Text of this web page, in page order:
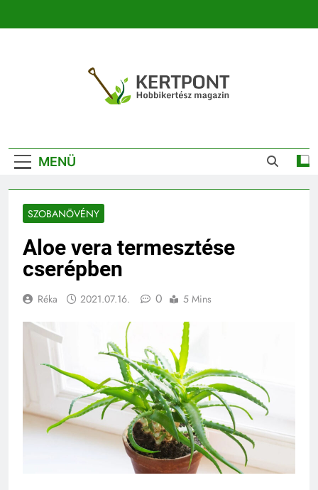
Kertészeti
Magazin |
Növénykereső És
Növényhatározó
MENÜ
SZOBANÖVÉNY
Aloe vera termesztése
cserépben
Réka 2021.07.16. 0 5 Mins